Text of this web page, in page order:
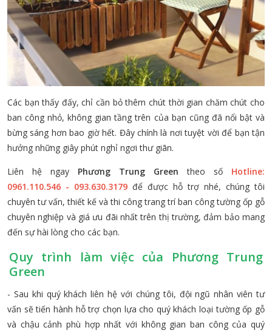
Các bạn thấy đấy, chỉ cần bỏ thêm chút thời gian chăm chút cho
ban công nhỏ, không gian tầng trên của bạn cũng đã nổi bật và
bừng sáng hơn bao giờ hết. Đây chính là nơi tuyệt vời để bạn tận
hưởng những giây phút nghỉ ngơi thư giãn.
Liên hệ ngay Phương Trung Green theo số Hotline:
0961.110.546 - 093.630.3179 để được hỗ trợ nhé, chúng tôi
chuyên tư vấn, thiết kế và thi công trang trí ban công tường ốp gỗ
chuyên nghiệp và giá ưu đãi nhất trên thị trường, đảm bảo mang
đến sự hài lòng cho các bạn.
Quy trình làm việc của Phương Trung
Green
- Sau khi quý khách liên hệ với chúng tôi, đội ngũ nhân viên tư
vấn sẽ tiến hành hỗ trợ chọn lựa cho quý khách loại tường ốp gỗ
và chậu cảnh phù hợp nhất với không gian ban công của quý